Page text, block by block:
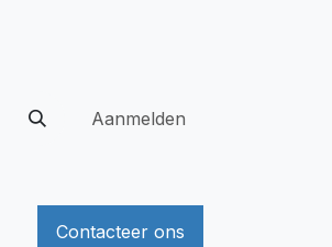
Aanmelden
Contacteer ons